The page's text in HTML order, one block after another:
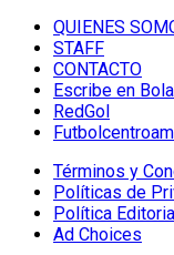
QUIENES
STAFF
CONTACTO
Escribe en
RedGol
Términos y
Políticas de
Política
Ad Choices